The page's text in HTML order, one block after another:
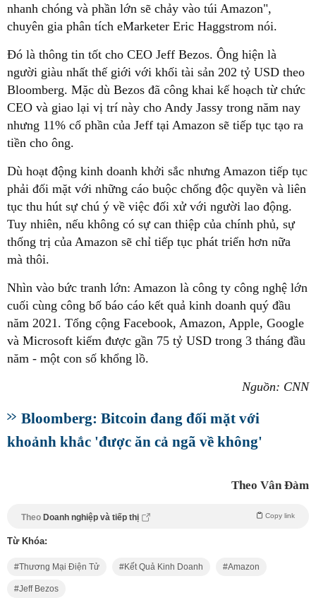
nhanh chóng và phần lớn sẽ chảy vào túi Amazon",
chuyên gia phân tích eMarketer Eric Haggstrom nói.
Đó là thông tin tốt cho CEO Jeff Bezos. Ông hiện là
người giàu nhất thế giới với khối tài sản 202 tỷ USD theo
Bloomberg. Mặc dù Bezos đã công khai kế hoạch từ chức
CEO và giao lại vị trí này cho Andy Jassy trong năm nay
nhưng 11% cổ phần của Jeff tại Amazon sẽ tiếp tục tạo ra
tiền cho ông.
Dù hoạt động kinh doanh khởi sắc nhưng Amazon tiếp tục
phải đối mặt với những cáo buộc chống độc quyền và liên
tục thu hút sự chú ý về việc đối xử với người lao động.
Tuy nhiên, nếu không có sự can thiệp của chính phủ, sự
thống trị của Amazon sẽ chỉ tiếp tục phát triển hơn nữa
mà thôi.
Nhìn vào bức tranh lớn: Amazon là công ty công nghệ lớn
cuối cùng công bố báo cáo kết quả kinh doanh quý đầu
năm 2021. Tổng cộng Facebook, Amazon, Apple, Google
và Microsoft kiếm được gần 75 tỷ USD trong 3 tháng đầu
năm - một con số khổng lồ.
Nguồn: CNN
Bloomberg: Bitcoin đang đối mặt với
khoảnh khắc 'được ăn cả ngã về không'
Theo Vân Đàm
Theo Doanh nghiệp và tiếp thị Copy link
Từ Khóa:
Thương Mại Điện Tử Kết Quả Kinh Doanh Amazon
Jeff Bezos